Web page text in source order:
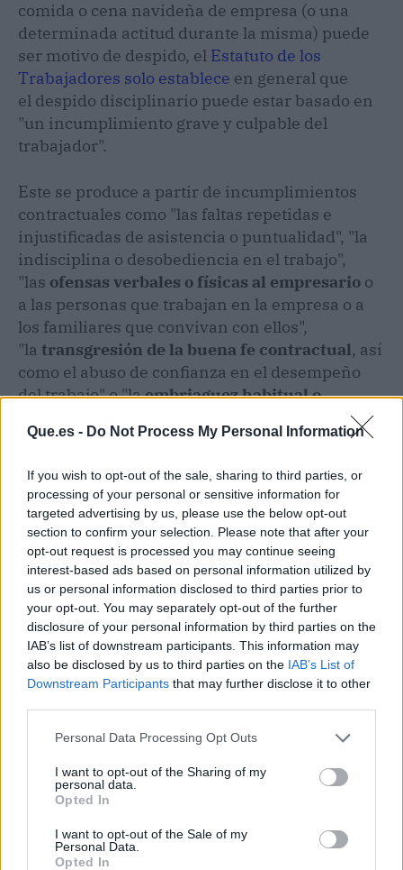
Que.es - Do Not Process My Personal Information
If you wish to opt-out of the sale, sharing to third parties, or
processing of your personal or sensitive information for
targeted advertising by us, please use the below opt-out
section to confirm your selection. Please note that after your
opt-out request is processed you may continue seeing
interest-based ads based on personal information utilized by
us or personal information disclosed to third parties prior to
your opt-out. You may separately opt-out of the further
disclosure of your personal information by third parties on the
IAB’s list of downstream participants. This information may
also be disclosed by us to third parties on the IAB’s List of
Downstream Participants that may further disclose it to other
Personal Data Processing Opt Outs
I want to opt-out of the Sharing of my
personal data.
Opted In
I want to opt-out of the Sale of my
Personal Data.
Opted In
comida o cena navideña de empresa (o una
determinada actitud durante la misma) puede
ser motivo de despido, el Estatuto de los
Trabajadores solo establece en general que
el despido disciplinario puede estar basado en
"un incumplimiento grave y culpable del
trabajador".
Este se produce a partir de incumplimientos
contractuales como "las faltas repetidas e
injustificadas de asistencia o puntualidad", "la
indisciplina o desobediencia en el trabajo",
"las ofensas verbales o físicas al empresario o
a las personas que trabajan en la empresa o a
los familiares que convivan con ellos",
"la transgresión de la buena fe contractual, así
como el abuso de confianza en el desempeño
del trabajo" o "laembriaguez habitual o
si repercuten negativamente en el
trabajo", entre otras.
Publicidad